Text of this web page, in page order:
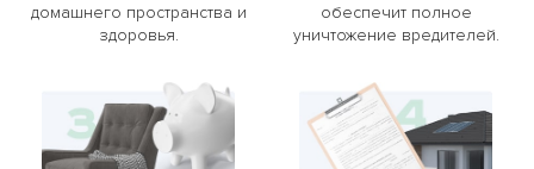
домашнего пространства и
здоровья.
обеспечит полное
уничтожение вредителей.